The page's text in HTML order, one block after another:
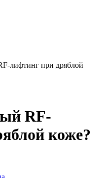
лифтинг при дряблой
RF-
коже?